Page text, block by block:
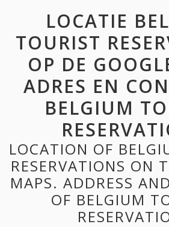
LOCATIE
TOURIST
OP DE
ADRES EN
BELGIUM
LOCATION OF
RESERVATIONS ON
MAPS. ADDRESS
OF BELGIUM